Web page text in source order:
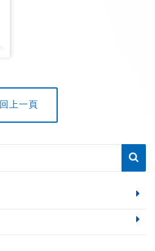
回上一頁